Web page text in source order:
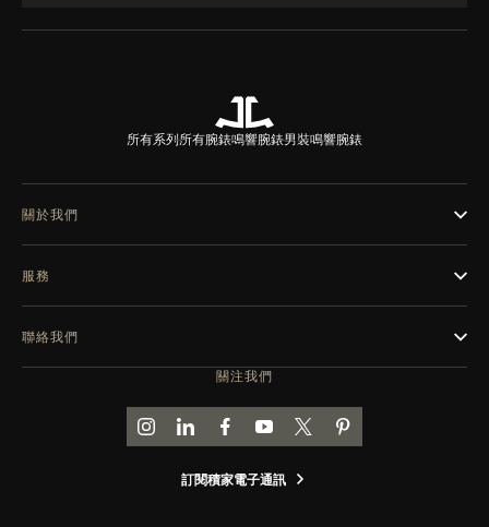
所有系列所有腕錶鳴響腕錶男裝鳴響腕錶
關注我們
前往積家 INSTAGRAM 頁面
前往積家 LINKEDIN 頁面
前往積家 FACEBOOK 頁面
前往積家 YOUTUBE 頁面
前往積家推特頁面
前往積家 PINTEREST
訂閱積家電子通訊
關於我們
服務
聯絡我們